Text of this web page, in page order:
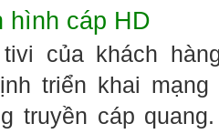
hình cáp HD
của khách
triển khai
truyền cáp